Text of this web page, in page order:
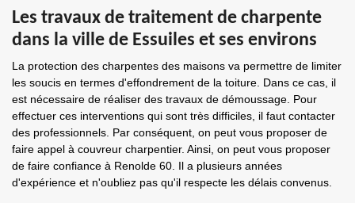
Les travaux de traitement de charpente
dans la ville de Essuiles et ses environs
La protection des charpentes des maisons va permettre de limiter
les soucis en termes d'effondrement de la toiture. Dans ce cas, il
est nécessaire de réaliser des travaux de démoussage. Pour
effectuer ces interventions qui sont très difficiles, il faut contacter
des professionnels. Par conséquent, on peut vous proposer de
faire appel à couvreur charpentier. Ainsi, on peut vous proposer
de faire confiance à Renolde 60. Il a plusieurs années
d'expérience et n'oubliez pas qu'il respecte les délais convenus.